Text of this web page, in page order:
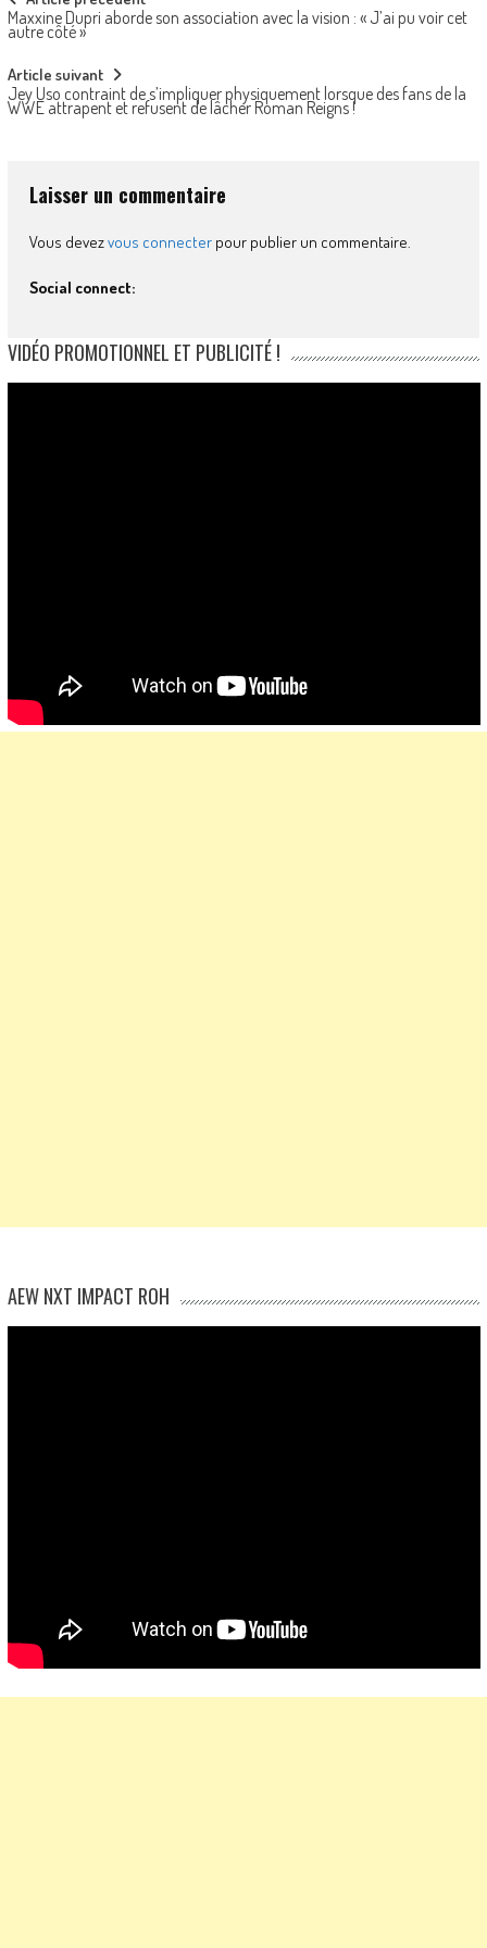
navigation
Maxxine Dupri aborde son association avec la vision : « J’ai pu voir cet
autre côté »
Article suivant
Jey Uso contraint de s’impliquer physiquement lorsque des fans de la
WWE attrapent et refusent de lâcher Roman Reigns !
Laisser un commentaire
Vous devezvous connecterpour publier un commentaire.
Social connect:
VIDÉO PROMOTIONNEL ET PUBLICITÉ !
AEW NXT IMPACT ROH